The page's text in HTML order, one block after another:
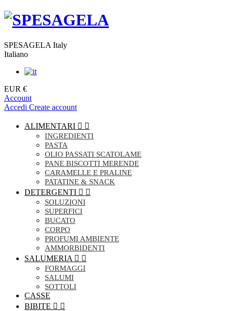
SPESAGELA Italy
Italiano
EUR €
Account
Accedi Create account
ALIMENTARI  
INGREDIENTI
PASTA
OLIO PASSATI SCATOLAME
PANE BISCOTTI MERENDE
CARAMELLE E PRALINE
PATATINE & SNACK
DETERGENTI  
SOLUZIONI
SUPERFICI
BUCATO
CORPO
PROFUMI AMBIENTE
AMMORBIDENTI
SALUMERIA  
FORMAGGI
SALUMI
SOTTOLI
CASSE
BIBITE  